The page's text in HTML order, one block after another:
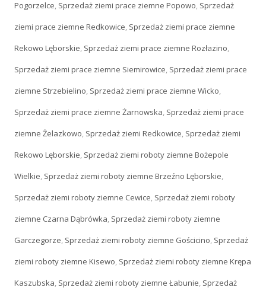
Pogorzelce, Sprzedaż ziemi prace ziemne Popowo, Sprzedaż
ziemi prace ziemne Redkowice, Sprzedaż ziemi prace ziemne
Rekowo Lęborskie, Sprzedaż ziemi prace ziemne Rozłazino,
Sprzedaż ziemi prace ziemne Siemirowice, Sprzedaż ziemi prace
ziemne Strzebielino, Sprzedaż ziemi prace ziemne Wicko,
Sprzedaż ziemi prace ziemne Żarnowska, Sprzedaż ziemi prace
ziemne Żelazkowo, Sprzedaż ziemi Redkowice, Sprzedaż ziemi
Rekowo Lęborskie, Sprzedaż ziemi roboty ziemne Bożepole
Wielkie, Sprzedaż ziemi roboty ziemne Brzeźno Lęborskie,
Sprzedaż ziemi roboty ziemne Cewice, Sprzedaż ziemi roboty
ziemne Czarna Dąbrówka, Sprzedaż ziemi roboty ziemne
Garczegorze, Sprzedaż ziemi roboty ziemne Gościcino, Sprzedaż
ziemi roboty ziemne Kisewo, Sprzedaż ziemi roboty ziemne Krępa
Kaszubska, Sprzedaż ziemi roboty ziemne Łabunie, Sprzedaż